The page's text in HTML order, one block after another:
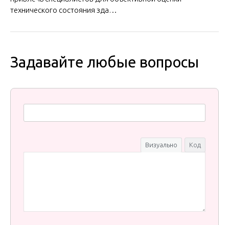
технического состояния зда…
Задавайте любые вопросы
Визуально Код